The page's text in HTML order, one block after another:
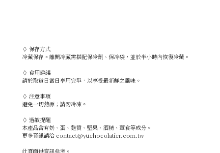
◊ 保存方式
冷藏保存。離開冷藏需搭配保冷劑、保冷袋，並於半小時內恢復冷藏。
◊ 食用建議
請於取貨日當日享用完畢，以享受最新鮮之風味。
◊ 注意事項
避免一切熱源；請勿冷凍。
◊ 過敏提醒
本產品含有奶、蛋、麩質、堅果、酒精、葷食等成分。
更多資訊請洽 contact@yuchocolatier.com.tw
此頁面供資訊參考。